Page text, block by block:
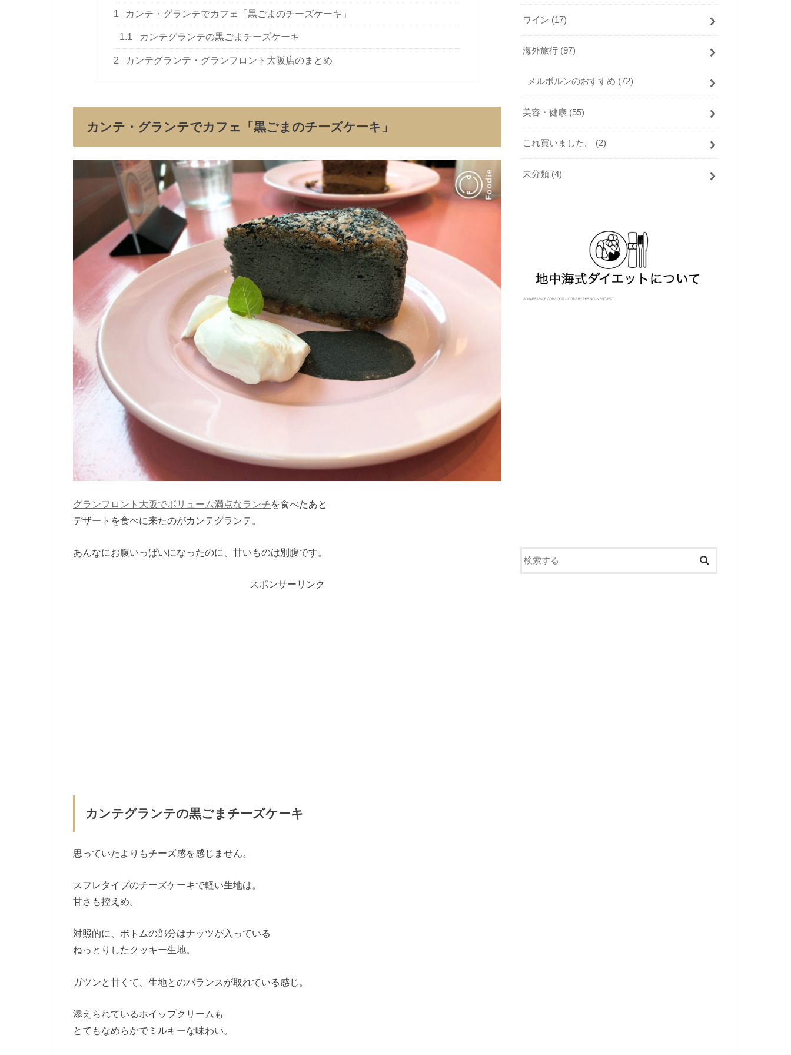
1 カンテ・グランテでカフェ「黒ごまのチーズケーキ」
1.1 カンテグランテの黒ごまチーズケーキ
2 カンテグランテ・グランフロント大阪店のまとめ
カンテ・グランテでカフェ「黒ごまのチーズケーキ」
グランフロント大阪でボリューム満点なランチを食べたあと
デザートを食べに来たのがカンテグランテ。
あんなにお腹いっぱいになったのに、甘いものは別腹です。
スポンサーリンク
カンテグランテの黒ごまチーズケーキ
思っていたよりもチーズ感を感じません。
スフレタイプのチーズケーキで軽い生地は。
甘さも控えめ。
対照的に、ボトムの部分はナッツが入っている
ねっとりしたクッキー生地。
ガツンと甘くて、生地とのバランスが取れている感じ。
添えられているホイップクリームも
とてもなめらかでミルキーな味わい。
ワイン (17)
海外旅行 (97)
メルボルンのおすすめ (72)
美容・健康 (55)
これ買いました。 (2)
未分類 (4)